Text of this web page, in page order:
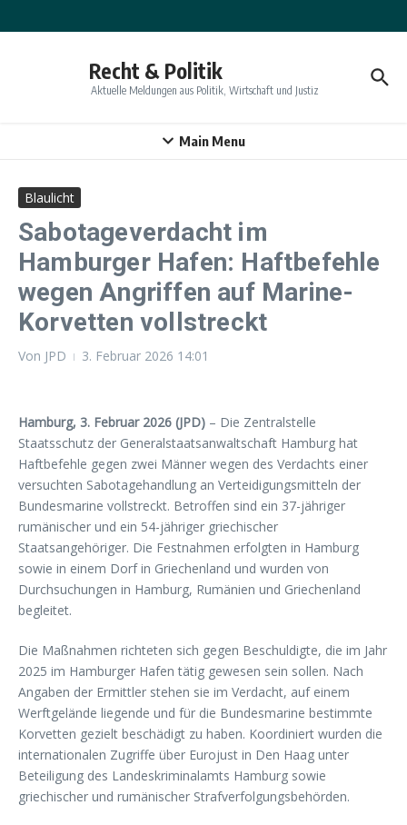
Recht & Politik
Aktuelle Meldungen aus Politik, Wirtschaft und Justiz
Main Menu
Blaulicht
Sabotageverdacht im
Hamburger Hafen: Haftbefehle
wegen Angriffen auf Marine-
Korvetten vollstreckt
Von JPD 3. Februar 2026 14:01
Hamburg, 3. Februar 2026 (JPD) – Die Zentralstelle
Staatsschutz der Generalstaatsanwaltschaft Hamburg hat
Haftbefehle gegen zwei Männer wegen des Verdachts einer
versuchten Sabotagehandlung an Verteidigungsmitteln der
Bundesmarine vollstreckt. Betroffen sind ein 37-jähriger
rumänischer und ein 54-jähriger griechischer
Staatsangehöriger. Die Festnahmen erfolgten in Hamburg
sowie in einem Dorf in Griechenland und wurden von
Durchsuchungen in Hamburg, Rumänien und Griechenland
begleitet.
Die Maßnahmen richteten sich gegen Beschuldigte, die im Jahr
2025 im Hamburger Hafen tätig gewesen sein sollen. Nach
Angaben der Ermittler stehen sie im Verdacht, auf einem
Werftgelände liegende und für die Bundesmarine bestimmte
Korvetten gezielt beschädigt zu haben. Koordiniert wurden die
internationalen Zugriffe über Eurojust in Den Haag unter
Beteiligung des Landeskriminalamts Hamburg sowie
griechischer und rumänischer Strafverfolgungsbehörden.